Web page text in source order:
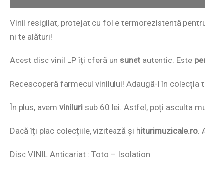
Vinil resigilat, protejat cu folie termorezistentă
ni te alături!
Acest disc vinil LP îți oferă un sunet autentic. Este
Redescoperă farmecul vinilului! Adaugă-l în colecția
În plus, avem viniluri sub 60 lei. Astfel, poți asculta
Dacă îți plac colecțiile, vizitează și hiturimuzicale.ro.
Disc VINIL Anticariat : Toto – Isolation